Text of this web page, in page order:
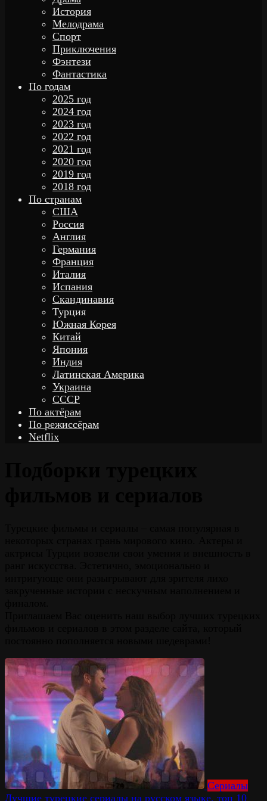
История
Мелодрама
Спорт
Приключения
Фэнтези
Фантастика
По годам
2025 год
2024 год
2023 год
2022 год
2021 год
2020 год
2019 год
2018 год
По странам
США
Россия
Англия
Германия
Франция
Италия
Испания
Скандинавия
Турция
Южная Корея
Китай
Япония
Индия
Латинская Америка
Украина
СССР
По актёрам
По режиссёрам
Netflix
Сериалы
Лучшие турецкие сериалы на русском языке, топ 10